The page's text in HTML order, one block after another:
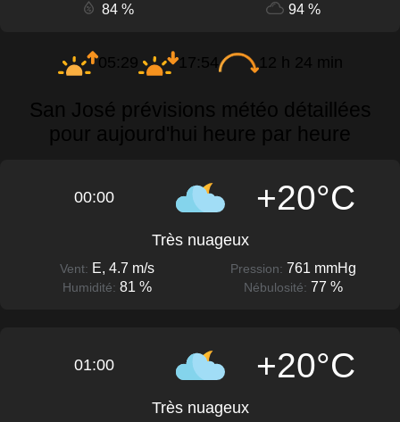
84 %
94 %
05:29 17:54 12 h 24 min
San José prévisions météo détaillées
pour aujourd'hui heure par heure
00:00 +20°C
Très nuageux
Vent: E, 4.7 m/s Pression: 761 mmHg
Humidité: 81 % Nébulosité: 77 %
01:00 +20°C
Très nuageux